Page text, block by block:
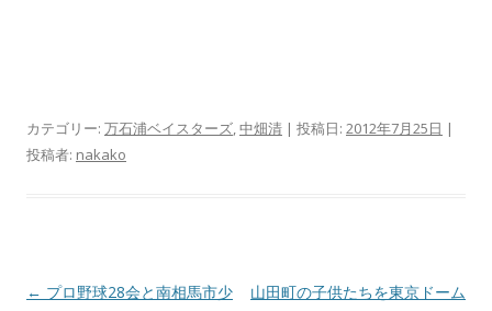
カテゴリー: 万石浦ベイスターズ,中畑清 | 投稿日: 2012年7月25日 |
投稿者: nakako
投
← プロ野球28会と南相馬市少
山田町の子供たちを東京ドーム